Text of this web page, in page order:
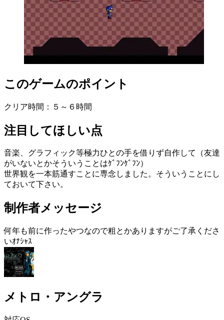
このゲームのポイント
クリア時間：５～６時間
注目してほしい点
音楽、グラフィック等極力ひとの手を借りず自作して（友達
がいないとかそういうことはｹﾞﾌﾝｹﾞﾌﾝ）
世界観を一本筋通すことに専念しました。そういうことにし
ておいて下さい。
制作者メッセージ
何年も前に作ったやつなので粗とかありますがご了承くださ
いｵﾅｼｬｽ
メトロ・アングラ